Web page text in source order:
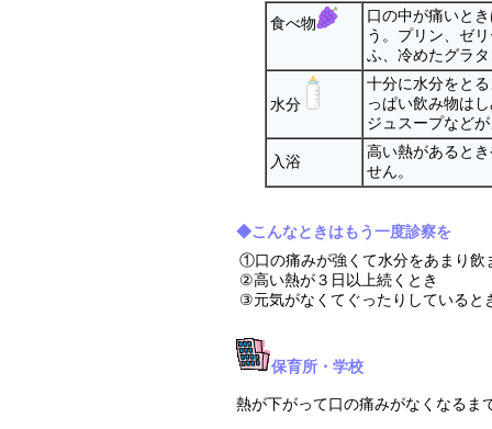
食べ物
口の中が痛いと
う。プリン、ゼ
ふ、冷めたグラ
水分
十分に水分をと
っぱい飲み物は
ジュスープなど
入浴
高い熱があると
せん。
◆こんなときはもう一度診察を
①口の痛みが強くて水分をあまり飲
②高い熱が３日以上続くとき
③元気がなくてぐったりしていると
保育所・学校
熱が下がって口の痛みがなくなるま